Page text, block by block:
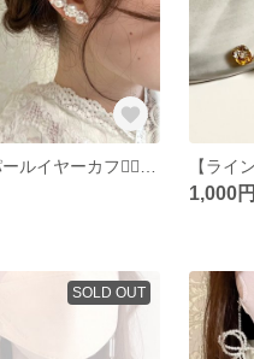
1,000円
SOLD OUT